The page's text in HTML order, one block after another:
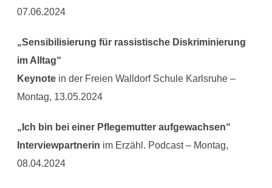
07.06.2024
„Sensibilisierung für rassistische Diskriminierung
im Alltag“
Keynotein der Freien Walldorf Schule Karlsruhe –
Montag, 13.05.2024
„Ich bin bei einer Pflegemutter aufgewachsen“
Interviewpartnerin im Erzähl. Podcast – Montag,
08.04.2024